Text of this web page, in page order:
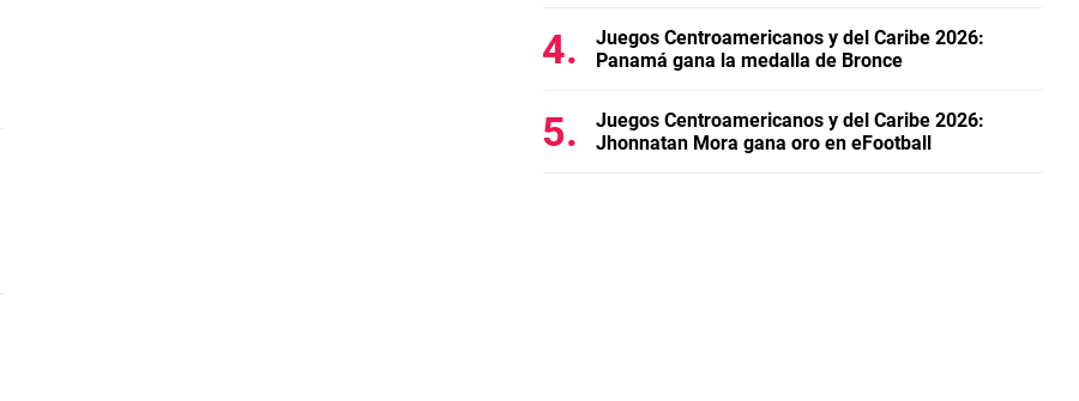
Juegos Centroamericanos y del Caribe 2026:
Panamá gana la medalla de Bronce
Juegos Centroamericanos y del Caribe 2026:
Jhonnatan Mora gana oro en eFootball